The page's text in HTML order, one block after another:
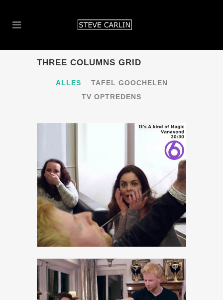
THREE COLUMNS GRID
ALLES
TAFEL GOOCHELEN
TV OPTREDENS